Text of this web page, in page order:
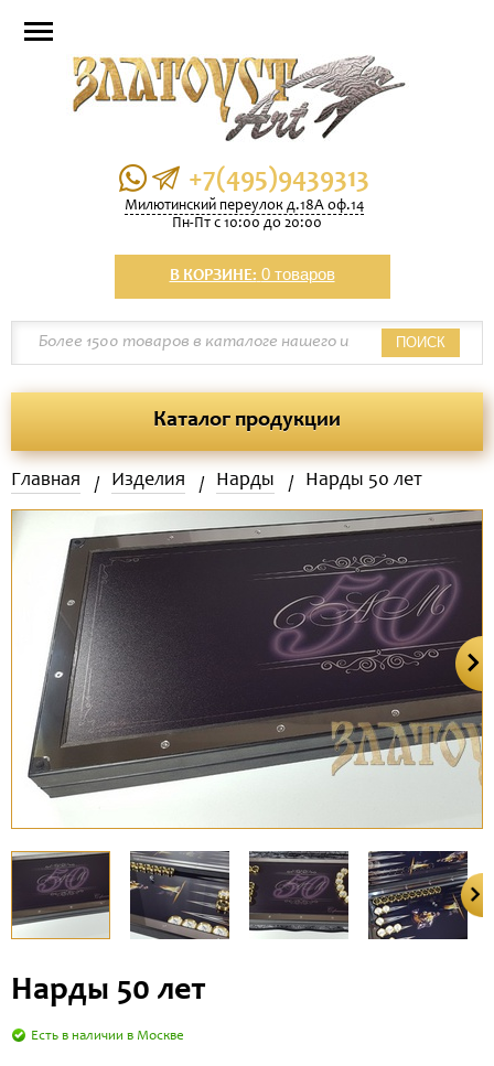
+7(495)9439313
Милютинский переулок д.18А оф.14
Пн-Пт с 10:00 до 20:00
В КОРЗИНЕ: 0 товаров
ПОИСК
Каталог продукции
Главная Изделия Нарды Нарды 50 лет
Нарды 50 лет
Есть в наличии в Москве